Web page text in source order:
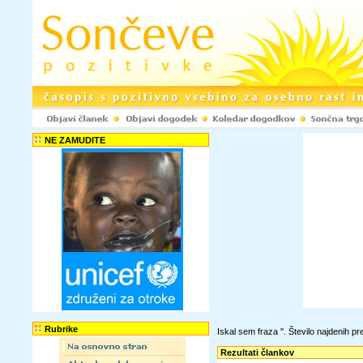
NE ZAMUDITE
Rubrike Iskal sem fraza ''. Število najdenih
Rezultati člankov